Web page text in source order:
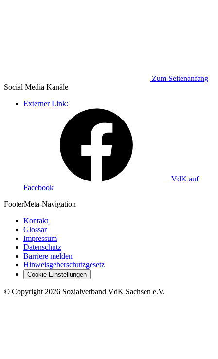
Zum Seitenanfang
Social Media Kanäle
Externer Link:
VdK auf
Facebook
FooterMeta-Navigation
Kontakt
Glossar
Impressum
Datenschutz
Barriere melden
Hinweisgeberschutzgesetz
Cookie-Einstellungen
© Copyright 2026 Sozialverband VdK Sachsen e.V.